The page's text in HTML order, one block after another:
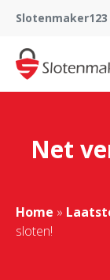
Slotenmaker123
Net
Home »
sloten!